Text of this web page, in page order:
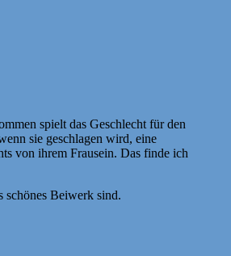
spielt das Geschlecht für den
sie geschlagen wird, eine
von ihrem Frausein. Das finde ich
schönes Beiwerk sind.